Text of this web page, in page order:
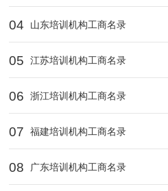
04 山东培训机构工商名录
05 江苏培训机构工商名录
06 浙江培训机构工商名录
07 福建培训机构工商名录
08 广东培训机构工商名录